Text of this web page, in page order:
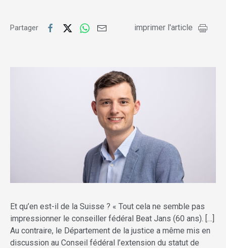
Partager imprimer l'article
Et qu’en est-il de la Suisse ? « Tout cela ne semble pas
impressionner le conseiller fédéral Beat Jans (60 ans). […]
Au contraire, le Département de la justice a même mis en
discussion au Conseil fédéral l’extension du statut de